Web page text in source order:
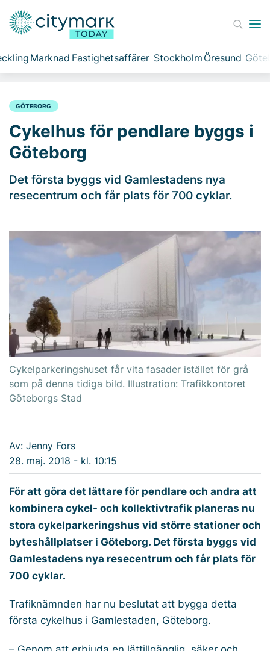
Marknad Fastighetsaffärer Stockholm Öresund
GÖTEBORG
Cykelhus för pendlare byggs i
Göteborg
Det första byggs vid Gamlestadens nya
resecentrum och får plats för 700 cyklar.
Cykelparkeringshuset får vita fasader istället för grå
som på denna tidiga bild. Illustration: Trafikkontoret
Göteborgs Stad
Av: Jenny Fors
28. maj. 2018 - kl. 10:15
För att göra det lättare för pendlare och andra att
kombinera cykel- och kollektivtrafik planeras nu
stora cykelparkeringshus vid större stationer och
byteshållplatser i Göteborg. Det första byggs vid
Gamlestadens nya resecentrum och får plats för
700 cyklar.
Trafiknämnden har nu beslutat att bygga detta
första cykelhus i Gamlestaden, Göteborg.